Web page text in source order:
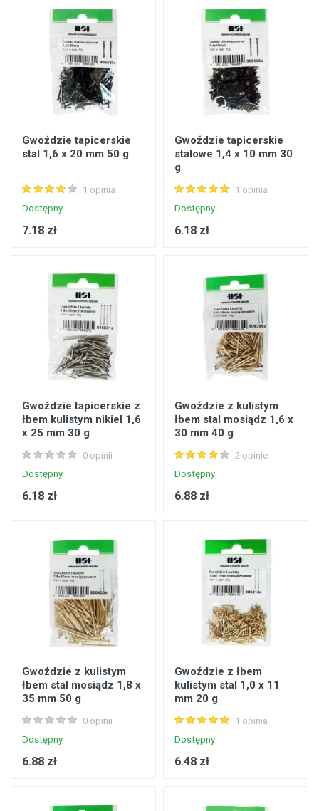
Gwoździe tapicerskie
stal 1,6 x 20 mm 50 g
1 opinia
Dostępny
7.18 zł
Gwoździe tapicerskie
stalowe 1,4 x 10 mm 30
g
1 opinia
Dostępny
6.18 zł
Gwoździe tapicerskie z
łbem kulistym nikiel 1,6
x 25 mm 30 g
0 opinii
Dostępny
6.18 zł
Gwoździe z kulistym
łbem stal mosiądz 1,6 x
30 mm 40 g
2 opinie
Dostępny
6.88 zł
Gwoździe z kulistym
łbem stal mosiądz 1,8 x
35 mm 50 g
0 opinii
Dostępny
6.88 zł
Gwoździe z łbem
kulistym stal 1,0 x 11
mm 20 g
1 opinia
Dostępny
6.48 zł